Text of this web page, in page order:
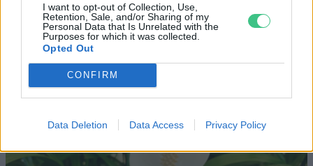
I want to opt-out of Collection, Use,
Retention, Sale, and/or Sharing of my
Personal Data that Is Unrelated with the
Purposes for which it was collected.
Opted Out
CONFIRM
Data Deletion Data Access Privacy Policy
ÉLŐ BOLYGÓNK Lonkay Márta 4 perc